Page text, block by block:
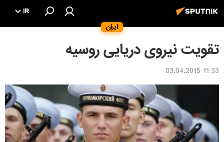
ایران
IR
تقویت نیروی دریایی روسیه
11:33 03.04.2015